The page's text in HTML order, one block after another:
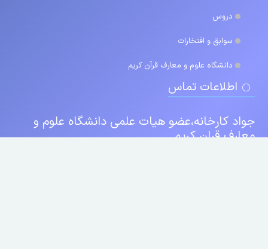
دروس
سوابق و افتخارات
دانشگاه علوم و معارف قرآن کریم
اطلاعات تماس
جواد کارخانه،عضو هیات علمی دانشگاه علوم و
معارف قران کریم.